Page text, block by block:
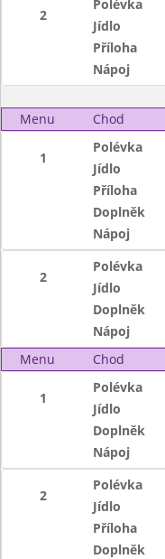
2
Polévka
Jídlo
Příloha
Nápoj
Menu Chod
1
Polévka
Jídlo
Příloha
Doplněk
Nápoj
2
Polévka
Jídlo
Doplněk
Nápoj
Menu
Chod
1
Polévka
Jídlo
Doplněk
Nápoj
2
Polévka
Jídlo
Příloha
Doplněk